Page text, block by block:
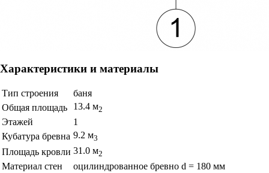
Характеристики и материалы
Тип строения
баня
Общая площадь
13.4 м2
Этажей
1
Кубатура бревна 9.2 м3
Площадь кровли 31.0 м2
Материал стен оцилиндрованное бревно d = 180 мм